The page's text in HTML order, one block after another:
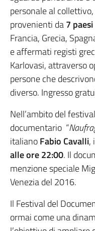
personale al
provenienti da7
Francia, Grecia,
e affermati registi
Karlovasi, attraverso
persone che
diverso. Ingresso
Nell’ambito del
documentario “
italianoFabio Cavalli,
alle ore 22:00. Il
menzione speciale
Venezia del 2016.
Il Festival del
ormai come una